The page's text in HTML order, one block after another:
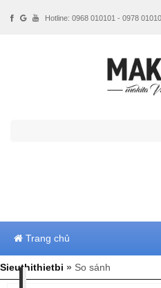
Trang chủ
Sieuthithietbi » So sánh
Hotline: 0968 010101 - 0978